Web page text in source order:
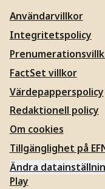
Användarvillkor
Integritetspolicy
FactSet villkor
Värdepapperspolicy
Redaktionell policy
Om cookies
Tillgänglighet på
Ändra
Play